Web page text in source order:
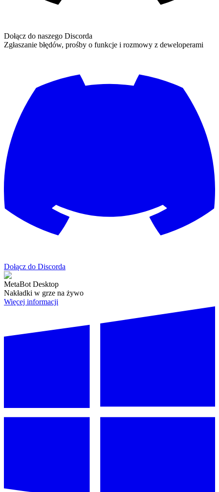
Dołącz do naszego Discorda
Zgłaszanie błędów, prośby o funkcje i rozmowy z deweloperami
Dołącz do Discorda
MetaBot Desktop
Nakładki w grze na żywo
Więcej informacji